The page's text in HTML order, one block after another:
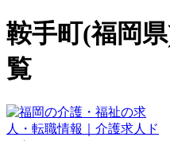
鞍手町(福岡
覧